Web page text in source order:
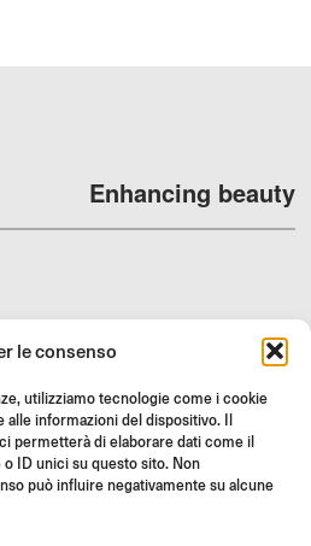
le consenso
utilizziamo tecnologie come i cookie
informazioni del dispositivo. Il
permetterà di elaborare dati come il
ID unici su questo sito. Non
può influire negativamente su alcune
Enhancing beauty